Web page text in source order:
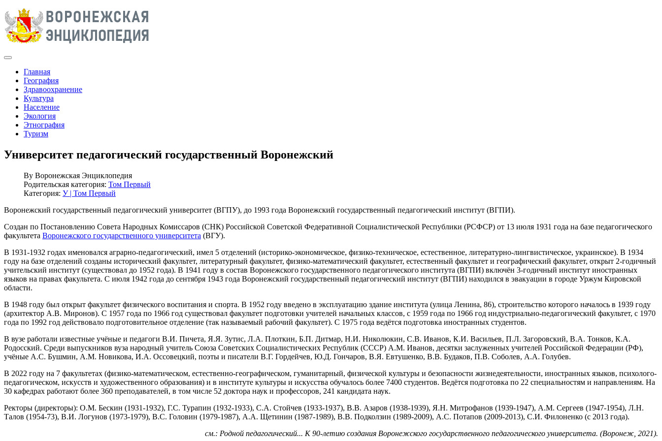
Главная
География
Здравоохранение
Культура
Население
Экология
Этнография
Туризм
Университет педагогический государственный Воронежский
By Воронежская Энциклопедия
Родительская категория: Том Первый
Категория: У | Том Первый
Воронежский государственный педагогический университет (ВГПУ), до 1993 года Воронежский государственный педагогический институт (ВГПИ).
Создан по Постановлению Совета Народных Комиссаров (СНК) Российской Советской Федеративной Социалистической Республики (РСФСР) от 13 июля 1931 года на базе педагогического
факультета Воронежского государственного университета (ВГУ).
В 1931-1932 годах именовался аграрно-педагогический, имел 5 отделений (историко-экономическое, физико-техническое, естественное, литературно-лингвистическое, украинское). В 1934
году на базе отделений созданы исторический факультет, литературный факультет, физико-математический факультет, естественный факультет и географический факультет, открыт 2-годичный
учительский институт (существовал до 1952 года). В 1941 году в состав Воронежского государственного педагогического института (ВГПИ) включён 3-годичный институт иностранных
языков на правах факультета. С июля 1942 года до сентября 1943 года Воронежский государственный педагогический институт (ВГПИ) находился в эвакуации в городе Уржум Кировской
области.
В 1948 году был открыт факультет физического воспитания и спорта. В 1952 году введено в эксплуатацию здание института (улица Ленина, 86), строительство которого началось в 1939 году
(архитектор А.В. Миронов). С 1957 года по 1966 год существовал факультет подготовки учителей начальных классов, с 1959 года по 1966 год индустриально-педагогический факультет, с 1970
года по 1992 год действовало подготовительное отделение (так называемый рабочий факультет). С 1975 года ведётся подготовка иностранных студентов.
В вузе работали известные учёные и педагоги В.И. Пичета, Я.Я. Зутис, Л.A. Плоткин, Б.П. Дитмар, Н.И. Николюкин, С.В. Иванов, К.И. Васильев, П.Л. Загоровский, В.А. Тонков, К.А.
Родосский. Среди выпускников вуза народный учитель Союза Советских Социалистических Республик (СССР) А.М. Иванов, десятки заслуженных учителей Российской Федерации (РФ),
учёные А.С. Бушмин, А.М. Новикова, И.А. Оссовецкий, поэты и писатели В.Г. Гордейчев, Ю.Д. Гончаров, В.Я. Евтушенко, В.В. Будаков, П.В. Соболев, А.А. Голубев.
В 2022 году на 7 факультетах (физико-математическом, естественно-географическом, гуманитарный, физической культуры и безопасности жизнедеятельности, иностранных языков, психолого-
педагогическом, искусств и художественного образования) и в институте культуры и искусства обучалось более 7400 студентов. Ведётся подготовка по 22 специальностям и направлениям. На
30 кафедрах работают более 360 преподавателей, в том числе 52 доктора наук и профессоров, 241 кандидата наук.
Ректоры (директоры): О.М. Бескин (1931-1932), Г.С. Турапин (1932-1933), С.А. Стойчев (1933-1937), В.В. Азаров (1938-1939), Я.Н. Митрофанов (1939-1947), А.М. Сергеев (1947-1954), Л.H.
Талов (1954-73), В.И. Логунов (1973-1979), B.C. Головин (1979-1987), А.А. Щетинин (1987-1989), В.В. Подколзин (1989-2009), А.С. Потапов (2009-2013), С.И. Филоненко (с 2013 года).
см.: Родной педагогический... К 90-летию создания Воронежского государственного педагогического университета. (Воронеж, 2021).